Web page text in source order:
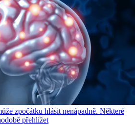
zpočátku hlásit nenápadně. Některé
přehlížet